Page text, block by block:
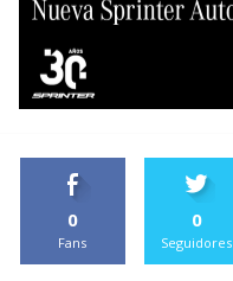
0
Fans
0
Seguidores